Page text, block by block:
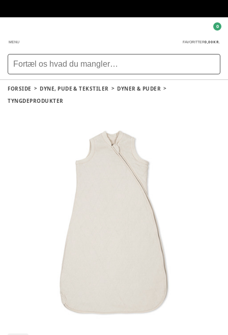
MENU FAVORITTER0,00 KR.
0
FORSIDE DYNE, PUDE & TEKSTILER
DYNER & PUDER
TYNGDEPRODUKTER